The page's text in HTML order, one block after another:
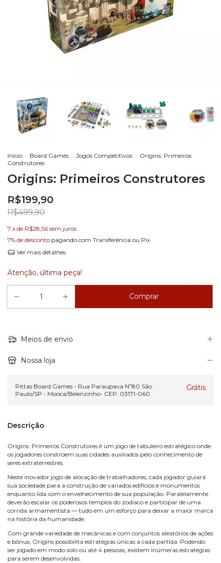
Início . Board Games . Jogos Competitivos . Origins: Primeiros
Construtores
Origins: Primeiros Construtores
R$199,90
R$499,90
7 x de R$28,56 sem juros
7% de desconto pagando com Transferência ou Pix
Ver mais detalhes
Atenção, última peça!
Meios de envio
Nossa loja
Pittas Board Games - Rua Paraupava Nº80 São
Paulo/SP - Mooca/Belenzinho- CEP: 03171-060
Grátis
Descrição
Origins: Primeiros Construtores é um jogo de tabuleiro estratégico onde
os jogadores constroem suas cidades auxiliados pelo conhecimento de
seres extraterrestres.
Neste inovador jogo de alocação de trabalhadores, cada jogador guiará
sua sociedade para a construção de variados edifícios e monumentos
enquanto lida com o envelhecimento de sua população. Paralelamente
deverão escalar os poderosos templos do zodíaco e participar de uma
corrida armamentista — tudo em um esforço para deixar a maior marca
na história da humanidade.
Com grande variedade de mecânicas e com conjuntos aleatórios de ações
e bônus, Origins possibilita estratégias únicas a cada partida. Podendo
ser jogado em modo solo ou até 4 pessoas, existem inúmeras estratégias
para serem desenvolvidas.